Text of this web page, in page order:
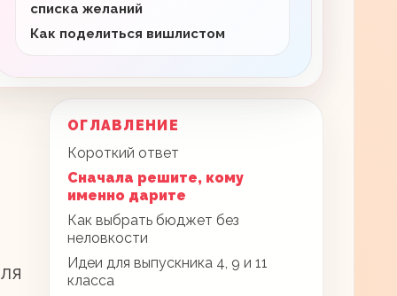
списка желаний
Как поделиться вишлистом
ОГЛАВЛЕНИЕ
Короткий ответ
Сначала решите, кому
именно дарите
Как выбрать бюджет без
неловкости
Идеи для выпускника 4, 9 и 11
класса